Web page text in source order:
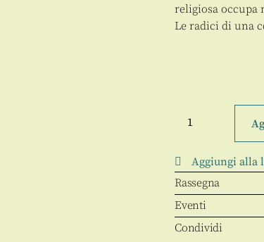
religiosa occupa
Le radici di una
religiosa
sociale
quantità
Aggiungi alla
Rassegna
Eventi
Condividi